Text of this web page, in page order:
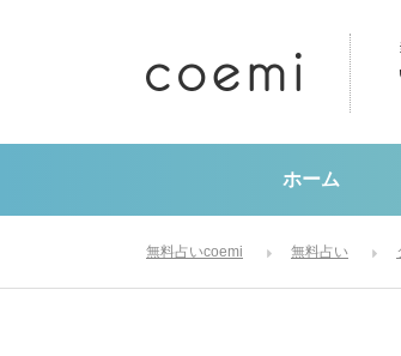
ホーム
無料占いcoemi 無料占い